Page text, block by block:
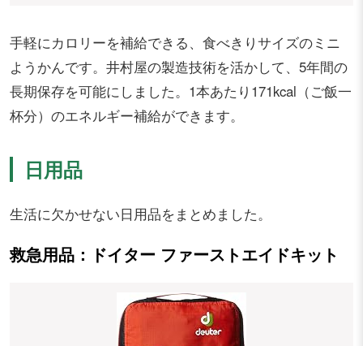
手軽にカロリーを補給できる、食べきりサイズのミニ
ようかんです。井村屋の製造技術を活かして、5年間の
長期保存を可能にしました。1本あたり171kcal（ご飯一
杯分）のエネルギー補給ができます。
日用品
生活に欠かせない日用品をまとめました。
救急用品：ドイター ファーストエイドキット